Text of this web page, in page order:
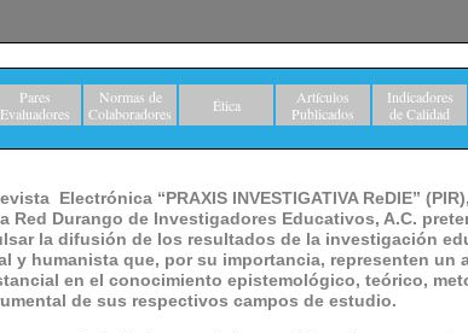
Pares
Evaluadores
Normas de
Colaboradores
Ética
Artículos
Publicados
Indicadores
de Calidad
Electrónica “PRAXIS INVESTIGATIVA ReDIE”
Red Durango de Investigadores Educativos, A.C.
la difusión de los resultados de la investigación
y humanista que, por su importancia, representen un
en el conocimiento epistemológico, teórico,
de sus respectivos campos de estudio.